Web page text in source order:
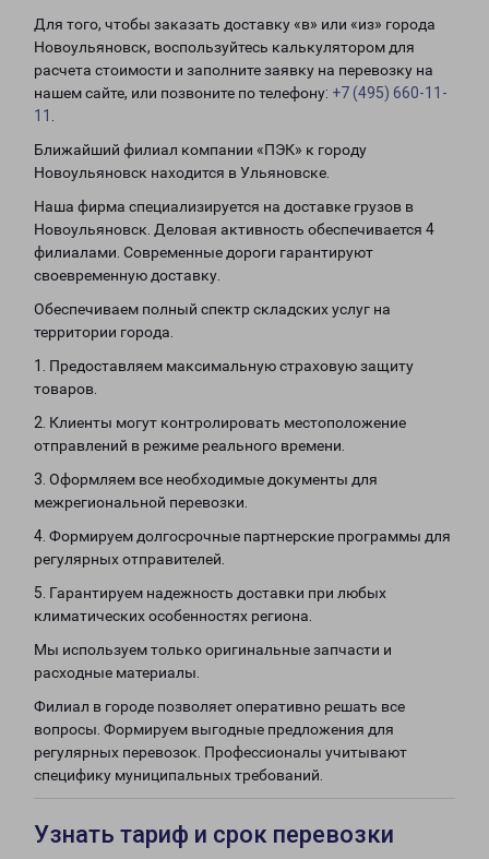
Для того, чтобы заказать доставку «в» или «из» города
Новоульяновск, воспользуйтесь калькулятором для
расчета стоимости и заполните заявку на перевозку на
нашем сайте, или позвоните по телефону: +7 (495) 660-11-
11
Ближайший филиал компании «ПЭК» к городу
Новоульяновск находится в Ульяновске.
Наша фирма специализируется на доставке грузов в
Новоульяновск. Деловая активность обеспечивается 4
филиалами. Современные дороги гарантируют
своевременную доставку.
Обеспечиваем полный спектр складских услуг на
территории города.
1. Предоставляем максимальную страховую защиту
товаров.
2. Клиенты могут контролировать местоположение
отправлений в режиме реального времени.
3. Оформляем все необходимые документы для
межрегиональной перевозки.
4. Формируем долгосрочные партнерские программы для
регулярных отправителей.
5. Гарантируем надежность доставки при любых
климатических особенностях региона.
Мы используем только оригинальные запчасти и
расходные материалы.
Филиал в городе позволяет оперативно решать все
вопросы. Формируем выгодные предложения для
регулярных перевозок. Профессионалы учитывают
специфику муниципальных требований.
Узнать тариф и срок перевозки